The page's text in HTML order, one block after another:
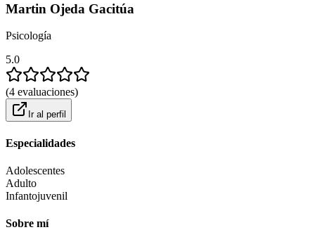
Martin Ojeda Gacitúa
Psicología
5.0
(4 evaluaciones)
Ir al perfil
Especialidades
Adolescentes
Adulto
Infantojuvenil
Sobre mí